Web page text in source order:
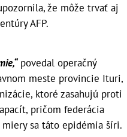
že môže trvať aj
AFP.
povedal operačný
meste provincie Ituri,
ktoré zasahujú proti
pričom federácia
sa táto epidémia šíri.